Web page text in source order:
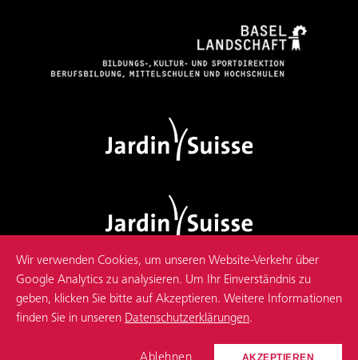
© 2026 Andreas Oser
Wir verwenden Cookies, um unseren Website-Verkehr über
Google Analytics zu analysieren. Um Ihr Einverständnis zu
geben, klicken Sie bitte auf Akzeptieren. Weitere Informationen
finden Sie in unseren Datenschutzerklärungen.
Ablehnen AKZEPTIEREN